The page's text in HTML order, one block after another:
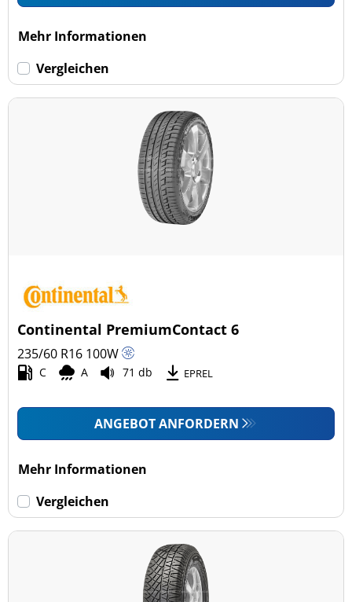
Mehr Informationen
Vergleichen
Continental PremiumContact 6
235/60 R16 100W
C A 71 db EPREL
ANGEBOT ANFORDERN
Mehr Informationen
Vergleichen